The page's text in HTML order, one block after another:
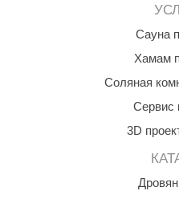
Сауна
Хамам
Соляная
Сервис
3D